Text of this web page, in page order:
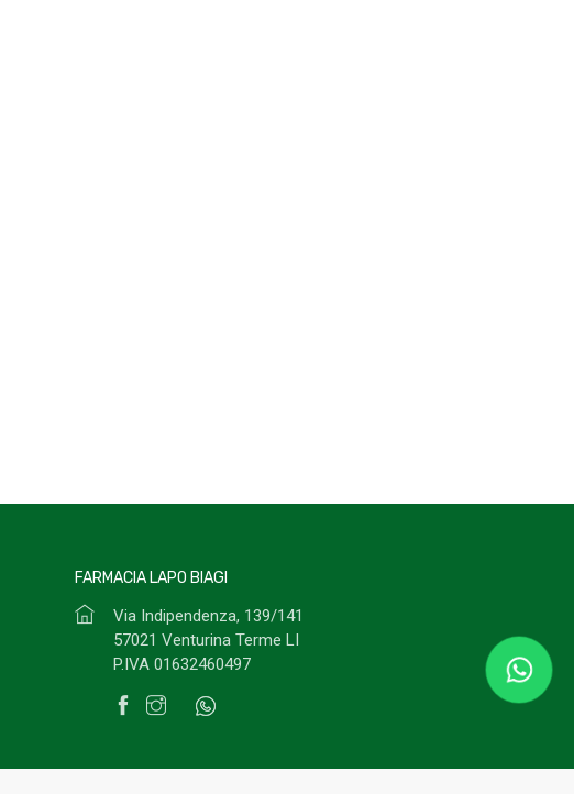
FARMACIA LAPO BIAGI
Via Indipendenza, 139/141
57021 Venturina Terme LI
P.IVA 01632460497